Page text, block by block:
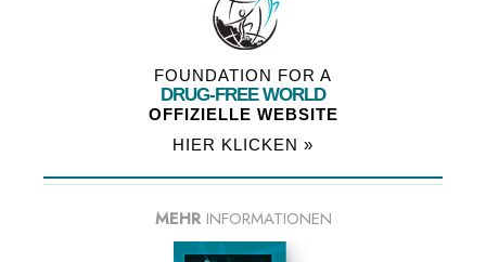
FOUNDATION FOR A
DRUG-FREE WORLD
OFFIZIELLE WEBSITE
HIER KLICKEN »
MEHR INFORMATIONEN